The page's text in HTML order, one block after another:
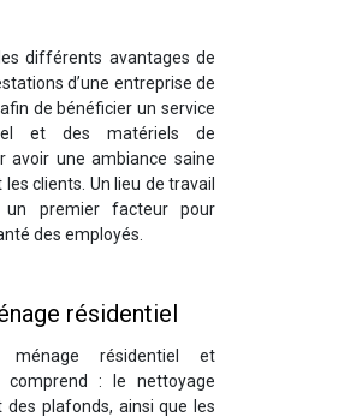
différents avantages de
d’une entreprise de
de bénéficier un service
et des matériels de
avoir une ambiance saine
clients. Un lieu de travail
un premier facteur pour
des employés.
résidentiel
ménage résidentiel et
comprend : le nettoyage
des plafonds, ainsi que les